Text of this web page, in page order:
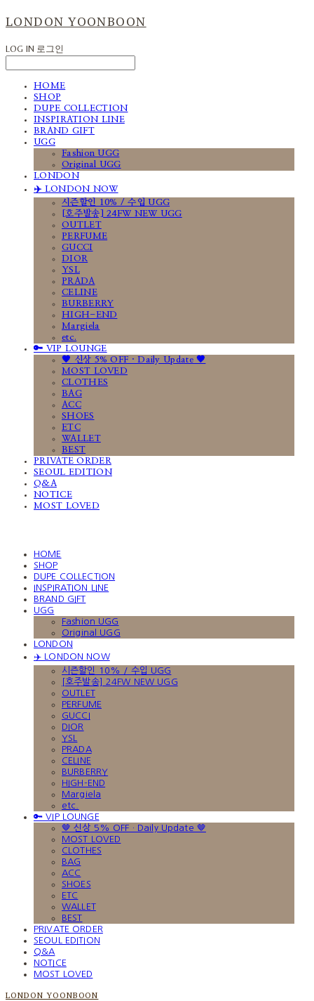
LONDON YOONBOON
LOG IN 로그인
HOME
SHOP
DUPE COLLECTION
INSPIRATION LINE
BRAND GIFT
UGG
Fashion UGG
Original UGG
LONDON
✈️ LONDON NOW
시즌할인 10% / 수입 UGG
[호주발송] 24FW NEW UGG
OUTLET
PERFUME
GUCCI
DIOR
YSL
PRADA
CELINE
BURBERRY
HIGH-END
Margiela
etc.
🔑 VIP LOUNGE
🤎 신상 5% OFF · Daily Update 🤎
MOST LOVED
CLOTHES
BAG
ACC
SHOES
ETC
WALLET
BEST
PRIVATE ORDER
SEOUL EDITION
Q&A
NOTICE
MOST LOVED
HOME
SHOP
DUPE COLLECTION
INSPIRATION LINE
BRAND GIFT
UGG
Fashion UGG
Original UGG
LONDON
✈️ LONDON NOW
시즌할인 10% / 수입 UGG
[호주발송] 24FW NEW UGG
OUTLET
PERFUME
GUCCI
DIOR
YSL
PRADA
CELINE
BURBERRY
HIGH-END
Margiela
etc.
🔑 VIP LOUNGE
🤎 신상 5% OFF · Daily Update 🤎
MOST LOVED
CLOTHES
BAG
ACC
SHOES
ETC
WALLET
BEST
PRIVATE ORDER
SEOUL EDITION
Q&A
NOTICE
MOST LOVED
LONDON YOONBOON